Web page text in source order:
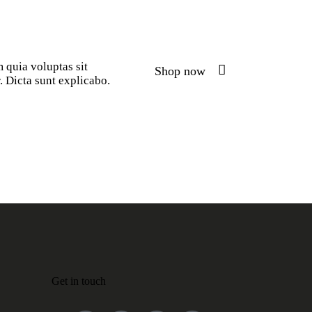
quia voluptas sit
Dicta sunt explicabo.
Shop now
Get in touch